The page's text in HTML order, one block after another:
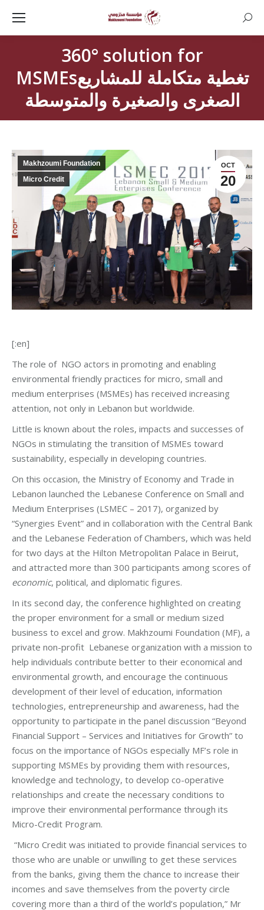
360° solution for
MSMEsتغطية متكاملة للمشاريع
الصغرى والصغيرة والمتوسطة
OCT
20
Makhzoumi Foundation
Micro Credit
[:en]
The role of NGO actors in promoting and enabling
environmental friendly practices for micro, small and
medium enterprises (MSMEs) has received increasing
attention, not only in Lebanon but worldwide.
Little is known about the roles, impacts and successes of
NGOs in stimulating the transition of MSMEs toward
sustainability, especially in developing countries.
On this occasion, the Ministry of Economy and Trade in
Lebanon launched the Lebanese Conference on Small and
Medium Enterprises (LSMEC – 2017), organized by
“Synergies Event” and in collaboration with the Central Bank
and the Lebanese Federation of Chambers, which was held
for two days at the Hilton Metropolitan Palace in Beirut,
and attracted more than 300 participants among scores of
economic, political, and diplomatic figures.
In its second day, the conference highlighted on creating
the proper environment for a small or medium sized
business to excel and grow. Makhzoumi Foundation (MF), a
private non-profit Lebanese organization with a mission to
help individuals contribute better to their economical and
environmental growth, and encourage the continuous
development of their level of education, information
technologies, entrepreneurship and awareness, had the
opportunity to participate in the panel discussion “Beyond
Financial Support – Services and Initiatives for Growth” to
focus on the importance of NGOs especially MF’s role in
supporting MSMEs by providing them with resources,
knowledge and technology, to develop co-operative
relationships and create the necessary conditions to
improve their environmental performance through its
Micro-Credit Program.
“Micro Credit was initiated to provide financial services to
those who are unable or unwilling to get these services
from the banks, giving them the chance to increase their
incomes and save themselves from the poverty circle
covering more than a third of the world’s population,” Mr